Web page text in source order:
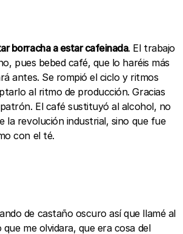
borracha a estar cafeinada. El trabajo
pues bebed café, que lo haréis más
antes. Se rompió el ciclo y ritmos
al ritmo de producción. Gracias
El café sustituyó al alcohol, no
la revolución industrial, sino que fue
con el té.
de castaño oscuro así que llamé al
que me olvidara, que era cosa del